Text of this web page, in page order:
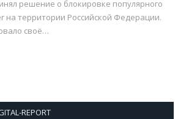
решение о блокировке популярного
на территории Российской Федерации.
своё…
REPORT